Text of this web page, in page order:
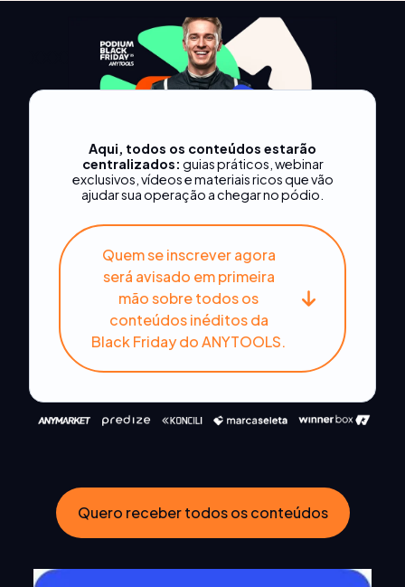
xxxxxxxxxxx
Aqui, todos os conteúdos estarão
centralizados: guias práticos, webinar
exclusivos, vídeos e materiais ricos que vão
ajudar sua operação a chegar no pódio.
Quem se inscrever agora
será avisado em primeira
mão sobre todos os
conteúdos inéditos da
Black Friday do ANYTOOLS.
Quero receber todos os conteúdos